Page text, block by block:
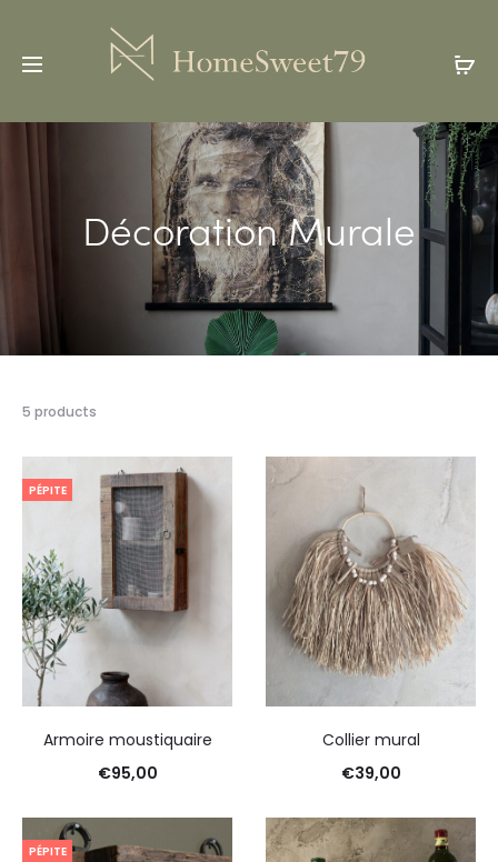
Décoration Murale
5 products
PÉPITE
Armoire moustiquaire
€95,00
Collier mural
€39,00
PÉPITE